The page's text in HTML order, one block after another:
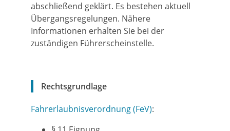
abschließend geklärt. Es bestehen aktuell
Übergangsregelungen. Nähere
Informationen erhalten Sie bei der
zuständigen Führerscheinstelle.
Rechtsgrundlage
Fahrerlaubnisverordnung (FeV):